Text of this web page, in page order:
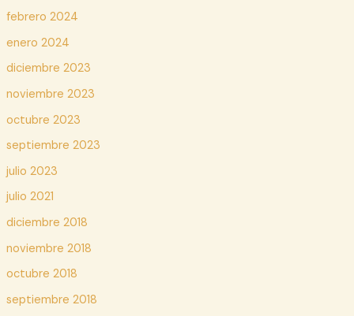
febrero 2024
enero 2024
diciembre 2023
noviembre 2023
octubre 2023
septiembre 2023
julio 2023
julio 2021
diciembre 2018
noviembre 2018
octubre 2018
septiembre 2018